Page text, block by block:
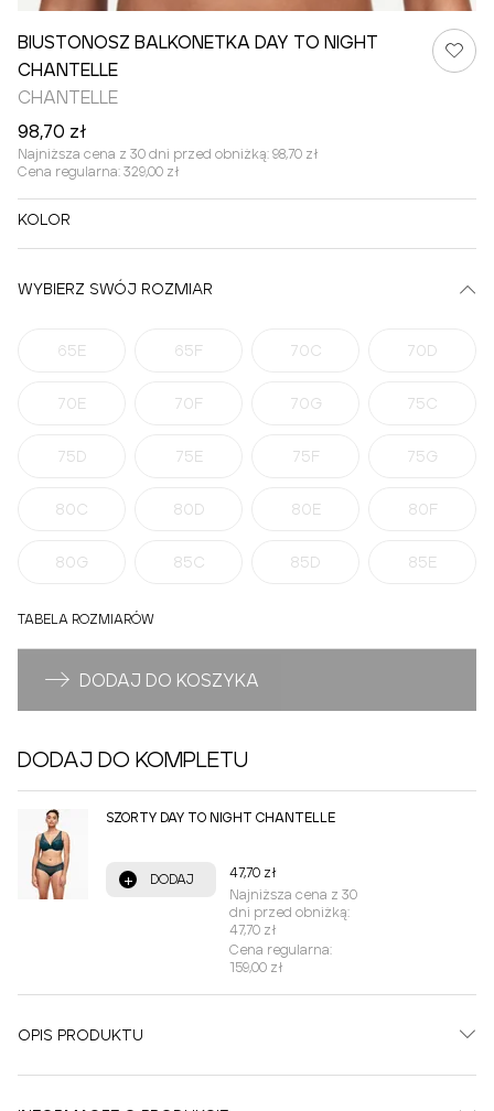
BIUSTONOSZ BALKONETKA DAY TO NIGHT
CHANTELLE
CHANTELLE
98,70 zł
Najniższa cena z 30 dni przed obniżką: 98,70 zł
Cena regularna: 329,00 zł
KOLOR
WYBIERZ SWÓJ ROZMIAR
65E 65F 70C 70D
70E 70F 70G 75C
75D 75E 75F 75G
80C 80D 80E 80F
80G 85C 85D 85E
TABELA ROZMIARÓW
DODAJ DO KOSZYKA
DODAJ DO KOMPLETU
SZORTY DAY TO NIGHT CHANTELLE
+ DODAJ
47,70 zł
Najniższa cena z 30
dni przed obniżką:
47,70 zł
Cena regularna:
159,00 zł
OPIS PRODUKTU